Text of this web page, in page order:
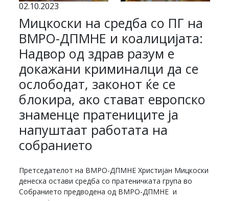
02.10.2023
Мицкоски на средба со ПГ на
ВМРО-ДПМНЕ и коалицијата:
Надвор од здрав разум е
докажани криминалци да се
ослободат, законот ќе се
блокира, ако стават европско
знаменце пратениците ја
напуштаат работата на
собранието
Претседателот на ВМРО-ДПМНЕ Христијан Мицкоски
денеска остави средба со пратеничката група во
Собранието предводена од ВМРО-ДПМНЕ и